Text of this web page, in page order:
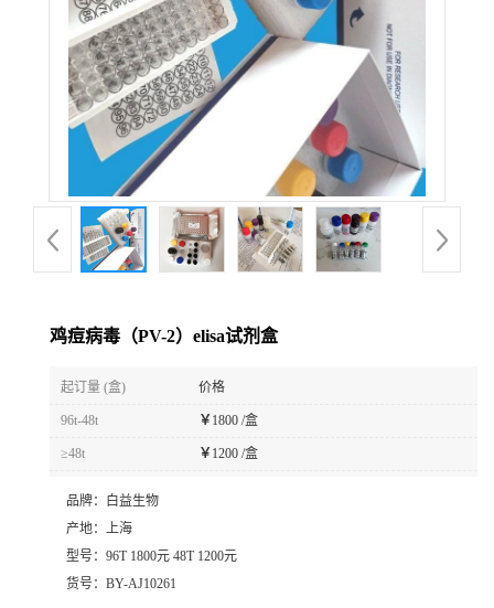
鸡痘病毒（PV-2）elisa试剂盒
起订量 (盒) 价格
96t-48t ￥ 1800 /盒
≥48t ￥ 1200 /盒
品牌：
白益生物
产地： 上海
型号： 96T 1800元 48T 1200元
货号： BY-AJ10261